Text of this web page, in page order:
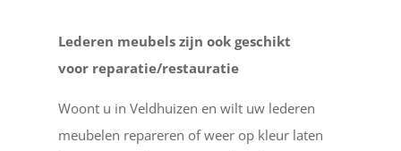
Lederen meubels zijn ook geschikt
voor reparatie/restauratie
Woont u in Veldhuizen en wilt uw lederen
meubelen repareren of weer op kleur laten